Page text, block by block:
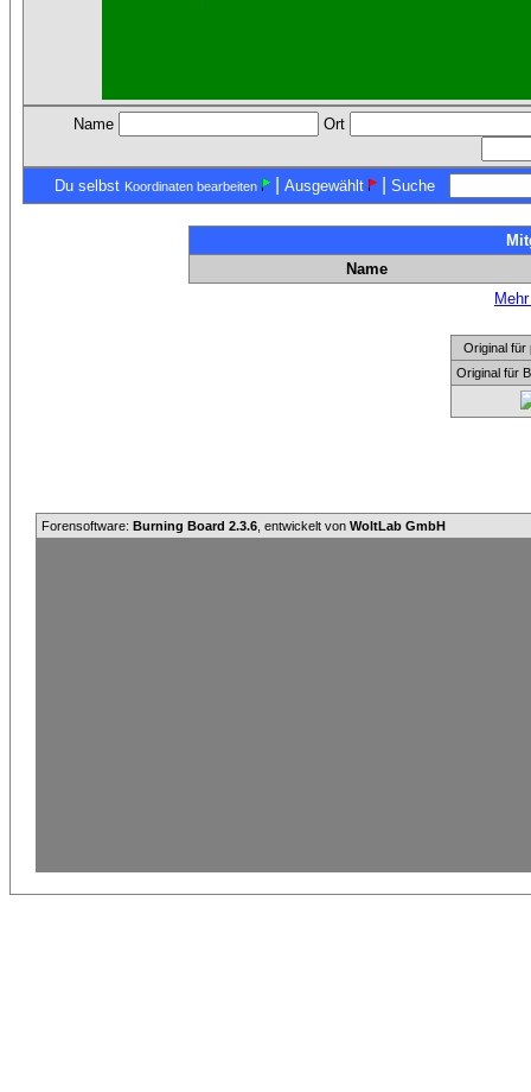
Name Ort
Du selbst Koordinaten bearbeiten | Ausgewählt | Suche
Name
Original für
Original für
Forensoftware: Burning Board 2.3.6 , entwickelt von WoltLab GmbH